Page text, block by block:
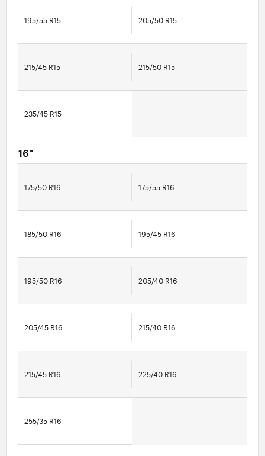
195/55 R15 205/50 R15
215/45 R15 215/50 R15
235/45 R15
16"
175/50 R16 175/55 R16
185/50 R16 195/45 R16
195/50 R16 205/40 R16
205/45 R16 215/40 R16
215/45 R16 225/40 R16
255/35 R16